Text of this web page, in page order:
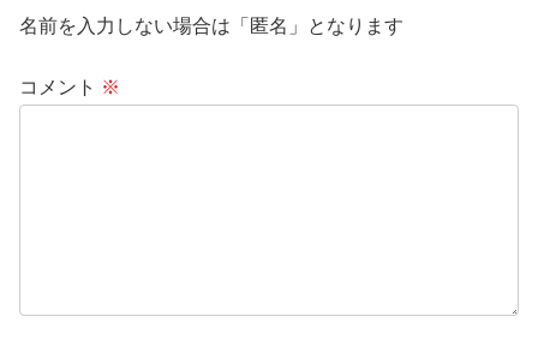
名前を入力しない場合は「匿名」となります
コメント ※